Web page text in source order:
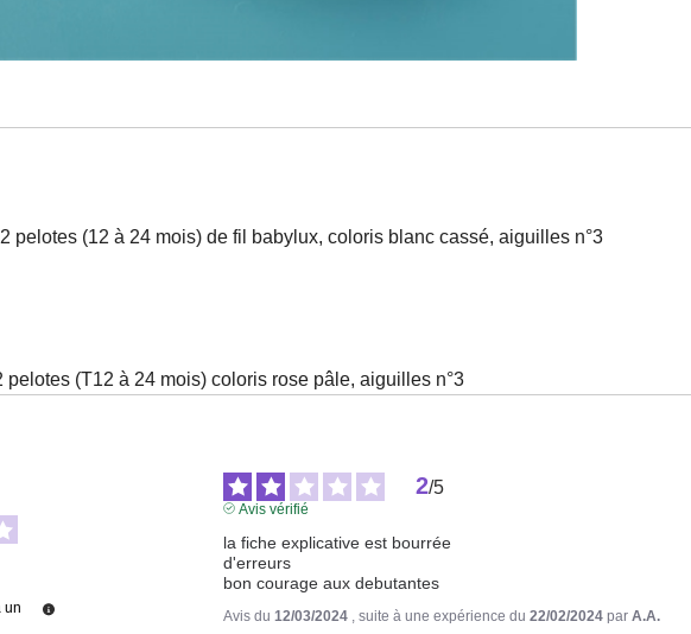
pelotes (12 à 24 mois) de fil babylux, coloris blanc cassé, aiguilles n°3
(T12 à 24 mois) coloris rose pâle, aiguilles n°3
un
2/5
Avis vérifié
la fiche explicative est bourrée
d'erreurs
bon courage aux debutantes
Avis du 12/03/2024 , suite à une expérience du22/02/2024 parA.A.